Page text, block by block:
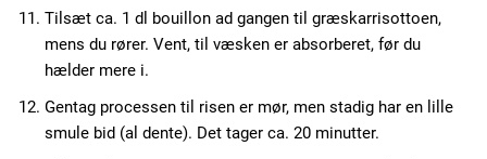
Tilsæt ca. 1 dl bouillon ad gangen til græskarrisottoen,
mens du rører. Vent, til væsken er absorberet, før du
hælder mere i.
Gentag processen til risen er mør, men stadig har en lille
smule bid (al dente). Det tager ca. 20 minutter.